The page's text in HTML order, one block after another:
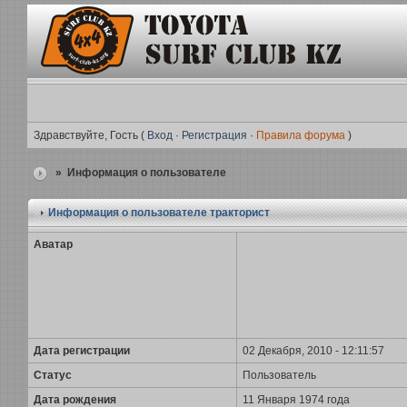
Здравствуйте, Гость ( Вход· Регистрация · Правила форума)
» Информация о пользователе
Информация о пользователетракторист
Аватар
Дата регистрации
02 Декабря, 2010 - 12:11:57
Статус
Пользователь
Дата рождения
11 Января 1974 года